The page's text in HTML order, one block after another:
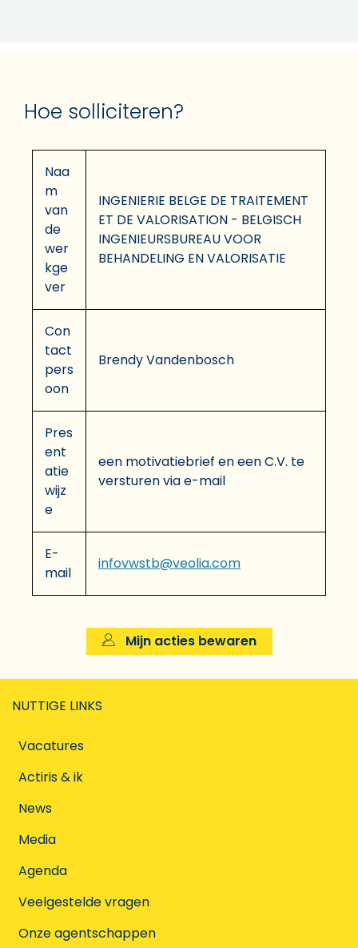
Hoe solliciteren?
Naa
m
van
de
wer
kge
ver
INGENIERIE BELGE DE TRAITEMENT
ET DE VALORISATION - BELGISCH
INGENIEURSBUREAU VOOR
BEHANDELING EN VALORISATIE
Con
tact
pers
oon
Brendy Vandenbosch
Pres
ent
atie
wijz
e
een motivatiebrief en een C.V. te
versturen via e-mail
E-
mail
infovwstb@veolia.com
Mijn acties bewaren
NUTTIGE LINKS
Vacatures
Actiris & ik
News
Media
Agenda
Veelgestelde vragen
Onze agentschappen